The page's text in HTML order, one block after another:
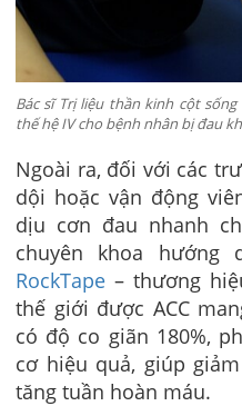
Bác sĩ Trị liệu thần kinh cột
thế hệ IV cho bệnh nhân bị đau
Ngoài ra, đối với các
dội hoặc vận động
dịu cơn đau nhanh
chuyên khoa hướng
RockTape – thương
thế giới được ACC
có độ co giãn 180%,
cơ hiệu quả, giúp
tăng tuần hoàn máu.